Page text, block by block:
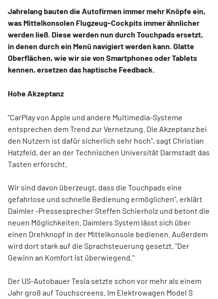
Jahrelang bauten die Autofirmen immer mehr Knöpfe ein,
was Mittelkonsolen Flugzeug-Cockpits immer ähnlicher
werden ließ. Diese werden nun durch Touchpads ersetzt,
in denen durch ein Menü navigiert werden kann. Glatte
Oberflächen, wie wir sie von Smartphones oder Tablets
kennen, ersetzen das haptische Feedback.
Hohe Akzeptanz
"CarPlay von Apple und andere Multimedia-Systeme
entsprechen dem Trend zur Vernetzung. Die Akzeptanz bei
den Nutzern ist dafür sicherlich sehr hoch", sagt Christian
Hatzfeld, der an der Technischen Universität Darmstadt das
Tasten erforscht.
Wir sind davon überzeugt, dass die Touchpads eine
gefahrlose und schnelle Bedienung ermöglichen", erklärt
Daimler -Pressesprecher Steffen Schierholz und betont die
neuen Möglichkeiten. Daimlers System lässt sich über
einen Drehknopf in der Mittelkonsole bedienen. Außerdem
wird dort stark auf die Sprachsteuerung gesetzt. "Der
Gewinn an Komfort ist überwiegend."
Der US-Autobauer Tesla setzte schon vor mehr als einem
Jahr groß auf Touchscreens. Im Elektrowagen Model S